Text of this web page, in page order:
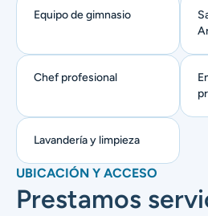
Equipo de gimnasio
Chef profesional
Lavandería y limpieza
UBICACIÓN Y ACCESO
Prestamos